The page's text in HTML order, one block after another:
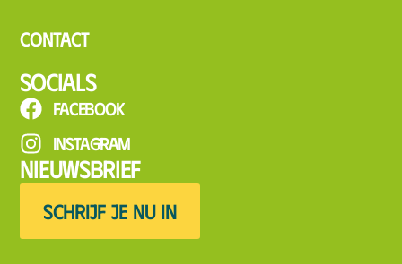
Contact
Socials
Facebook
Instagram
Nieuwsbrief
SCHRIJF JE NU IN